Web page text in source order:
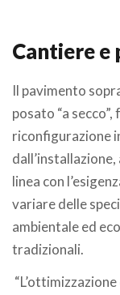
Cantiere e
Il pavimento
posato “a
riconfigurazione
linea con
variare delle
ambientale ed
tradizionali.